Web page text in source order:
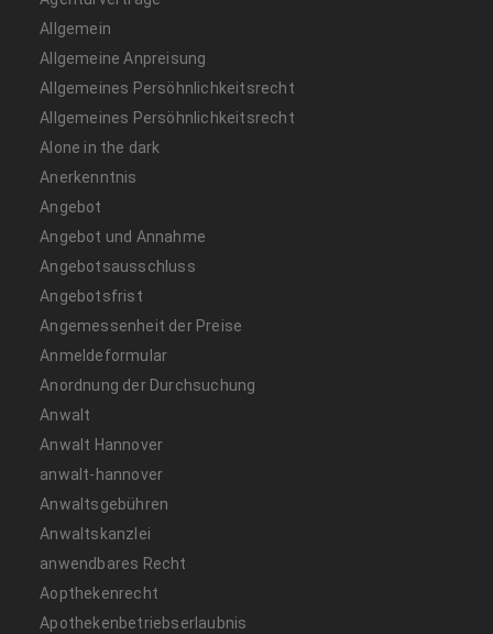
Allgemein
Allgemeine Anpreisung
Allgemeines Persöhnlichkeitsrecht
Allgemeines Persöhnlichkeitsrecht
Alone in the dark
Anerkenntnis
Angebot
Angebot und Annahme
Angebotsausschluss
Angebotsfrist
Angemessenheit der Preise
Anmeldeformular
Anordnung der Durchsuchung
Anwalt
Anwalt Hannover
anwalt-hannover
Anwaltsgebühren
Anwaltskanzlei
anwendbares Recht
Aopthekenrecht
Apothekenbetriebserlaubnis